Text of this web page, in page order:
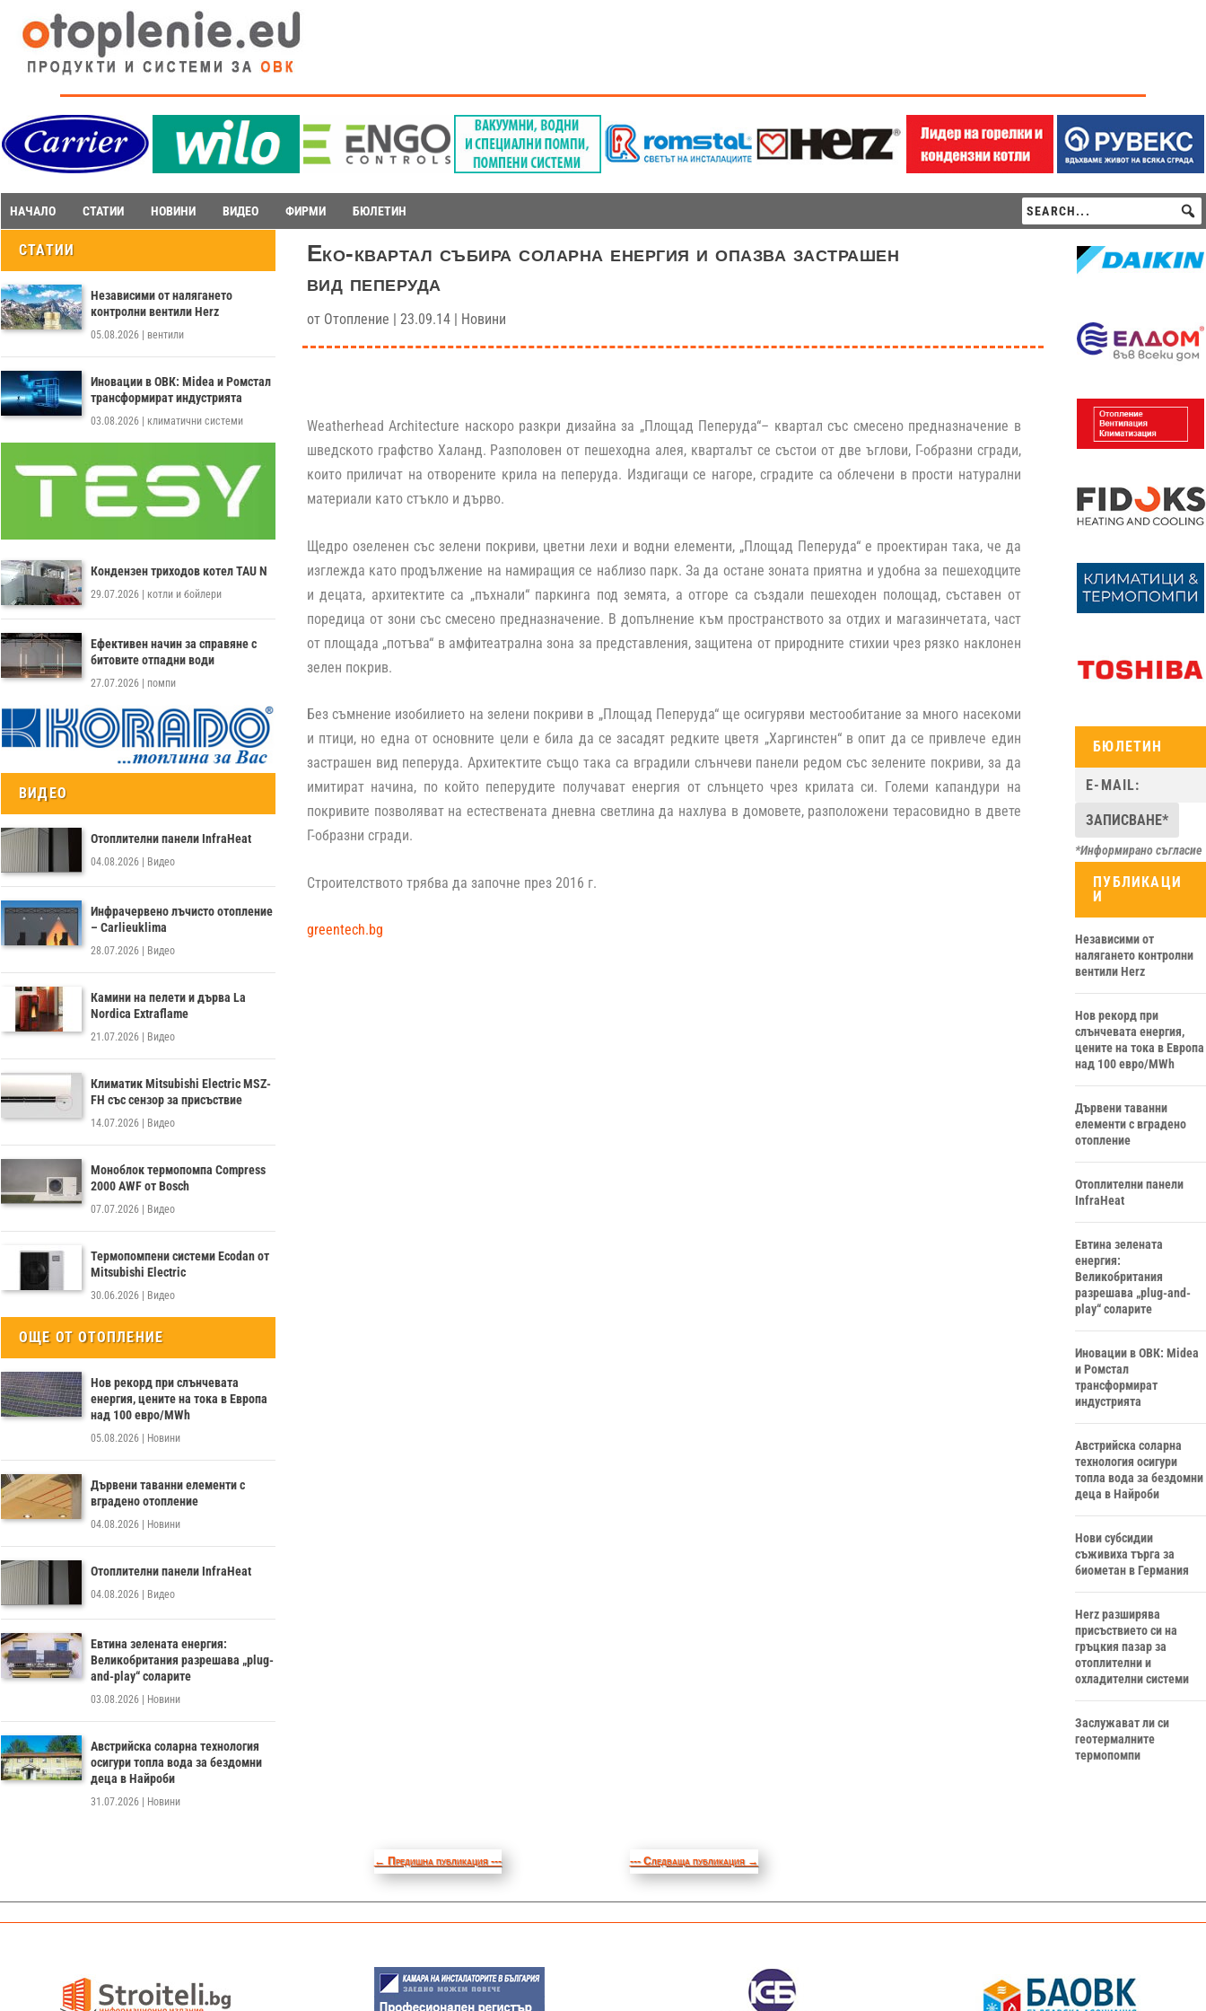
НАЧАЛО СТАТИИ НОВИНИ ВИДЕО ФИРМИ БЮЛЕТИН
СТАТИИ
Независими от налягането
контролни вентили Herz
05.08.2026 вентили
Иновации в ОВК: Midea и Ромстал
трансформират индустрията
03.08.2026 климатични системи
Кондензен триходов котел TAU N
29.07.2026 котли и бойлери
Ефективен начин за справяне с
битовите отпадни води
27.07.2026 помпи
ВИДЕО
Отоплителни панели InfraHeat
04.08.2026 | Видео
Инфрачервено лъчисто отопление
– Carlieuklima
28.07.2026 | Видео
Камини на пелети и дърва La
Nordica Extraflame
21.07.2026 | Видео
Климатик Mitsubishi Electric MSZ-
FH със сензор за присъствие
14.07.2026 | Видео
Моноблок термопомпа Compress
2000 AWF от Bosch
07.07.2026 | Видео
Термопомпени системи Ecodan от
Mitsubishi Electric
30.06.2026 | Видео
ОЩЕ ОТ ОТОПЛЕНИЕ
Нов рекорд при слънчевата
енергия, цените на тока в Европа
над 100 евро/MWh
05.08.2026 | Новини
Дървени таванни елементи с
вградено отопление
04.08.2026 | Новини
Отоплителни панели InfraHeat
04.08.2026 | Видео
Евтина зелената енергия:
Великобритания разрешава „plug-
and-play“ соларите
03.08.2026 | Новини
Австрийска соларна технология
осигури топла вода за бездомни
деца в Найроби
31.07.2026 | Новини
Еко-квартал събира соларна енергия и опазва застрашен
вид пеперуда
от Отопление 23.09.14| Новини
Weatherhead Architecture наскоро разкри дизайна за „Площад Пеперуда“– квартал със смесено предназначение в
шведското графство Халанд. Разполовен от пешеходна алея, кварталът се състои от две ъглови, Г-образни сгради,
които приличат на отворените крила на пеперуда. Издигащи се нагоре, сградите са облечени в прости натурални
материали като стъкло и дърво.
Щедро озеленен със зелени покриви, цветни лехи и водни елементи, „Площад Пеперуда“ е проектиран така, че да
изглежда като продължение на намиращия се наблизо парк. За да остане зоната приятна и удобна за пешеходците
и децата, архитектите са „пъхнали“ паркинга под земята, а отгоре са създали пешеходен полощад, съставен от
поредица от зони със смесено предназначение. В допълнение към пространството за отдих и магазинчетата, част
от площада „потъва“ в амфитеатрална зона за представления, защитена от природните стихии чрез рязко наклонен
зелен покрив.
Без съмнение изобилието на зелени покриви в „Площад Пеперуда“ ще осигуряви местообитание за много насекоми
и птици, но една от основните цели е била да се засадят редките цветя „Харгинстен“ в опит да се привлече един
застрашен вид пеперуда. Архитектите също така са вградили слънчеви панели редом със зелените покриви, за да
имитират начина, по който пеперудите получават енергия от слънцето чрез крилата си. Големи капандури на
покривите позволяват на естествената дневна светлина да нахлува в домовете, разположени терасовидно в двете
Г-образни сгради.
Строителството трябва да започне през 2016 г.
greentech.bg
БЮЛЕТИН
*Информирано съгласие
ПУБЛИКАЦИ
И
Независими от
налягането контролни
вентили Herz
Нов рекорд при
слънчевата енергия,
цените на тока в Европа
над 100 евро/MWh
Дървени таванни
елементи с вградено
отопление
Отоплителни панели
InfraHeat
Евтина зелената
енергия:
Великобритания
разрешава „plug-and-
play“ соларите
Иновации в ОВК: Midea
и Ромстал
трансформират
индустрията
Австрийска соларна
технология осигури
топла вода за бездомни
деца в Найроби
Нови субсидии
съживиха търга за
биометан в Германия
Herz разширява
присъствието си на
гръцкия пазар за
отоплителни и
охладителни системи
Заслужават ли си
геотермалните
термопомпи
← Предишна публикация --- --- Следваща публикация →